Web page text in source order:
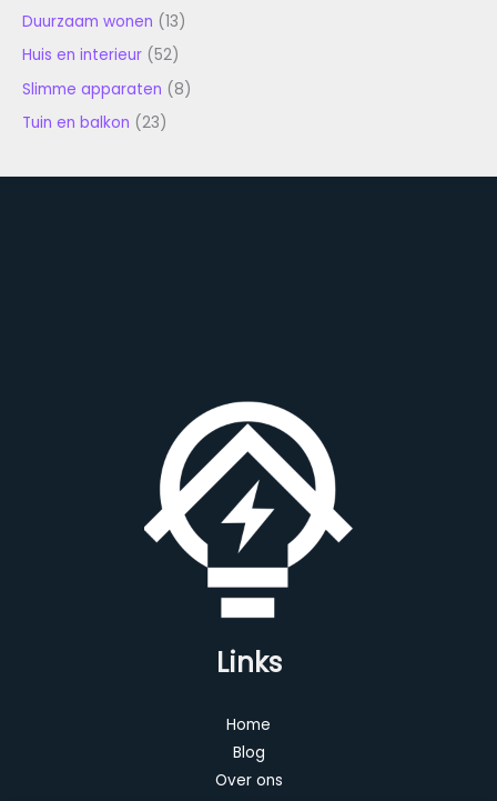
Duurzaam wonen (13)
Huis en interieur (52)
Slimme apparaten (8)
Tuin en balkon (23)
Links
Home
Blog
Over ons